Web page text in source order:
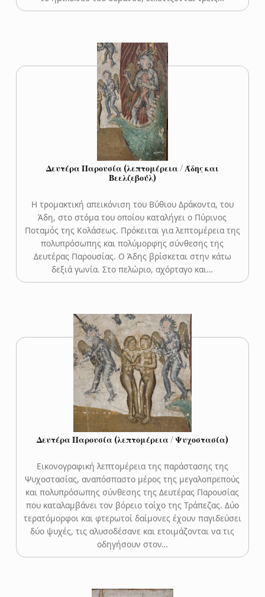
Δευτέρα Παρουσία (λεπτομέρεια / Άδης και
Βεελζεβούλ)
Η τρομακτική απεικόνιση του Βύθιου Δράκοντα, του
Άδη, στο στόμα του οποίου καταλήγει ο Πύρινος
Ποταμός της Κολάσεως. Πρόκειται για λεπτομέρεια της
πολυπρόσωπης και πολύμορφης σύνθεσης της
Δευτέρας Παρουσίας. Ο Άδης βρίσκεται στην κάτω
δεξιά γωνία. Στο πελώριο, αχόρταγο και…
Δευτέρα Παρουσία (λεπτομέρεια / Ψυχοστασία)
Εικονογραφική λεπτομέρεια της παράστασης της
Ψυχοστασίας, αναπόσπαστο μέρος της μεγαλοπρεπούς
και πολυπρόσωπης σύνθεσης της Δευτέρας Παρουσίας
που καταλαμβάνει τον βόρειο τοίχο της Τράπεζας. Δύο
τερατόμορφοι και φτερωτοί δαίμονες έχουν παγιδεύσει
δύο ψυχές, τις αλυσοδέσανε και ετοιμάζονται να τις
οδηγήσουν στον…